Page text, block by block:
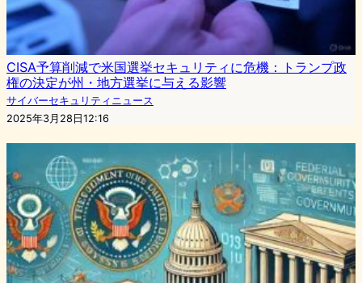
CISA予算削減で米国選挙セキュリティに危機：トランプ政
権の決定が州・地方選挙に与える影響
サイバーセキュリティニュース
2025年3月28日12:16